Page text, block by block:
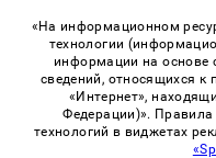
«На информационном
технологии
информации на основе
сведений, относящихся к
«Интернет»,
Федерации)».
технологий в виджетах